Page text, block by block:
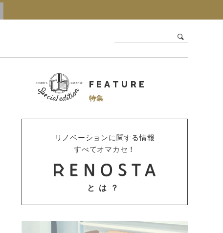
FEATURE
特集
リノベーションに関する情報
すべてオマカセ！
とは？